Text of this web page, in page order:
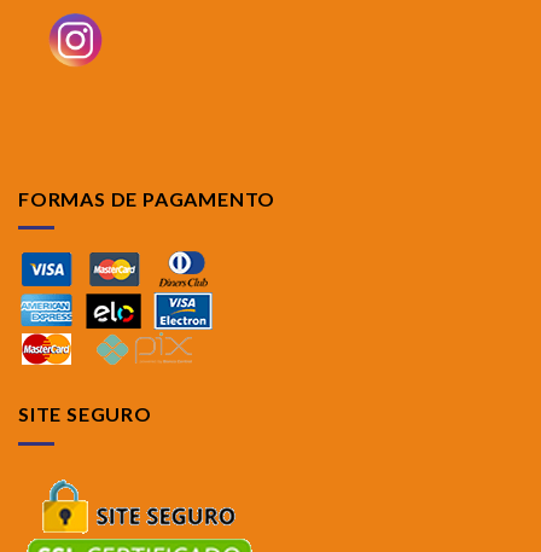
FORMAS DE PAGAMENTO
SITE SEGURO